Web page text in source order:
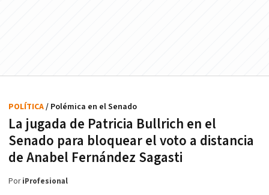
La jugada de Patricia Bullrich en el
Senado para bloquear el voto a distancia
de Anabel Fernández Sagasti
POLÍTICA/ Polémica en el Senado
PoriProfesional